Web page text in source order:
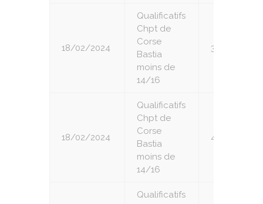
18/02/2024
Qualificatifs
Chpt de
Corse
Bastia
moins de
14/16
3
18/02/2024
Qualificatifs
Chpt de
Corse
Bastia
moins de
14/16
4
Qualificatifs